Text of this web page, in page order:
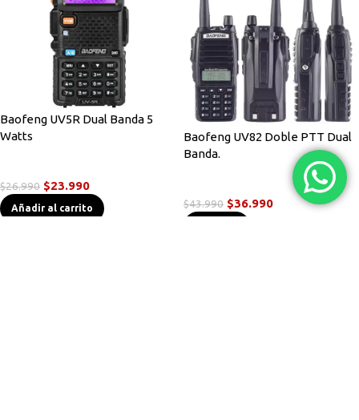
Baofeng UV5R Dual Banda 5
Watts
$26.990 $23.990
Añadir al carrito
Baofeng UV82 Doble PTT Dual
Banda.
$43.990 $36.990